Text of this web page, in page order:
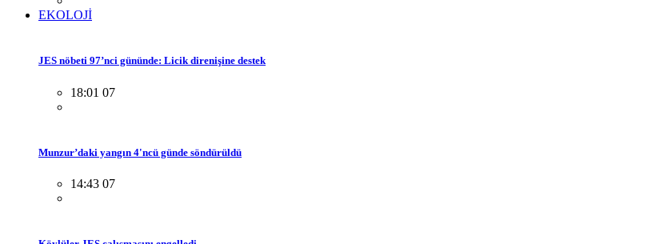
EKOLOJİ
JES nöbeti 97’nci gününde: Licik direnişine destek
18:01 07
Munzur’daki yangın 4'ncü günde söndürüldü
14:43 07